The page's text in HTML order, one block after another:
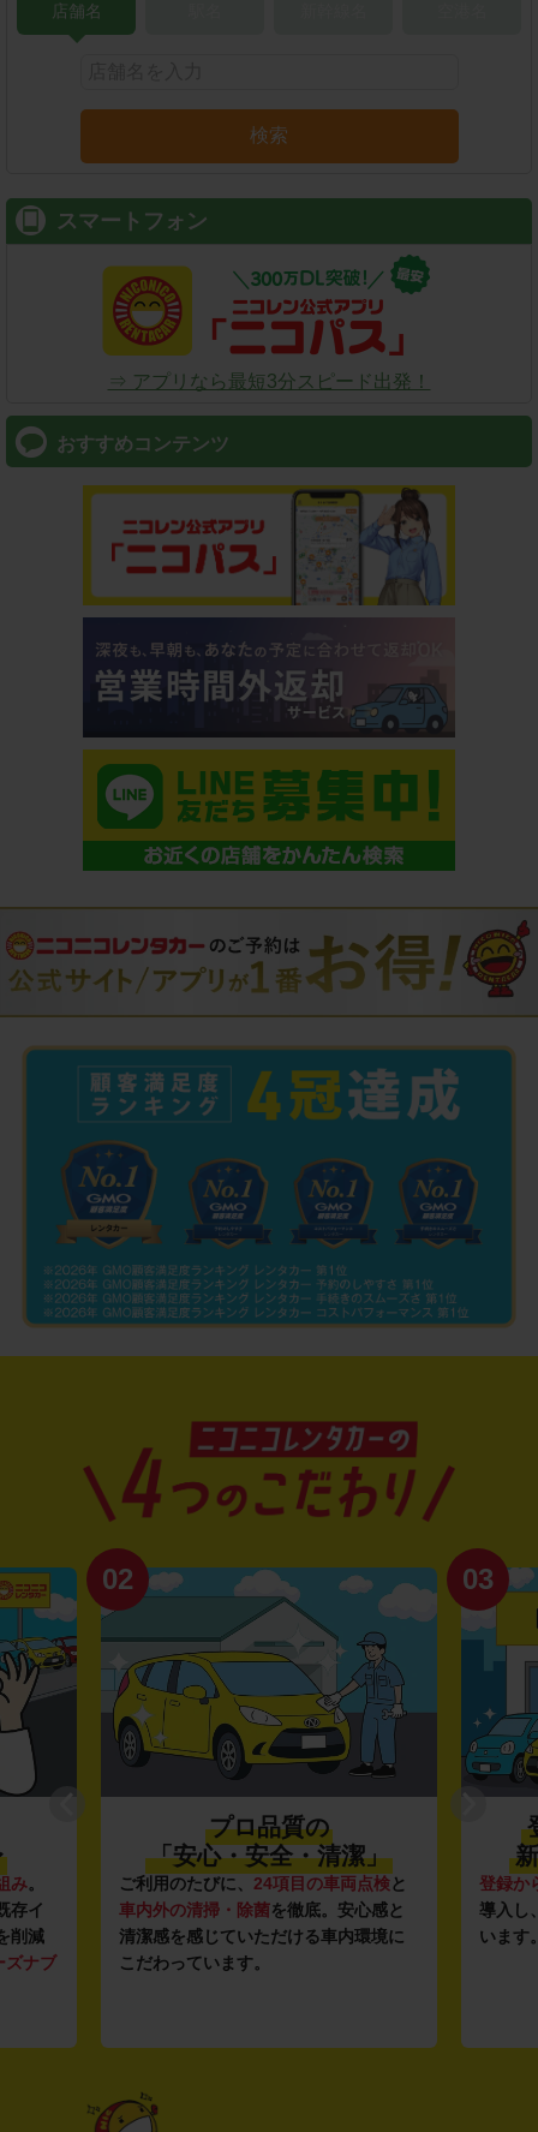
店舗名
検索
スマートフォン
⇒ アプリなら最短3分スピード出発！
おすすめコンテンツ
み。
存イ
削減
ズナブ
02
プロ品質の
「安心・安全・清潔」
ご利用のたびに、 24項目の車両点検と
車内外の清掃・除菌を徹底。安心感と
清潔感を感じていただける車内環境に
こだわっています。
03
登録か
導入し
います